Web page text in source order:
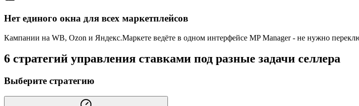
Нет единого окна для всех маркетплейсов
Кампании на WB, Ozon и Яндекс.Маркете ведёте в одном интерфейсе MP Manager - не нужно
6 стратегий управления ставками под разные задачи селлера
Выберите стратегию